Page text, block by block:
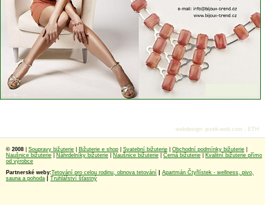
© 2008 Soupravy bižuterie Bižuterie e shop Svatební bižuterie Obchodní podmínky bižuterie
Naušnice bižuterie
Náhrdelníky bižuterie Naušnice bižuterie Černá bižuterie
Kvalitní bižuterie přímo
od výrobce
Partnerské weby:Tetování pro celou rodinu, obnova tetování
Apartmán Čtyřlístek - wellness, pivo,
sauna a pohoda
Truhlářství šťastný
webdesign: jezek-web.com , ETH